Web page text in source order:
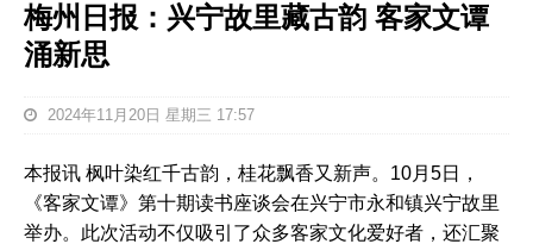
梅州日报：兴宁故里藏古韵 客家文谭
涌新思
2024年11月20日 星期三 17:57
本报讯 枫叶染红千古韵，桂花飘香又新声。10月5日，
《客家文谭》第十期读书座谈会在兴宁市永和镇兴宁故里
举办。此次活动不仅吸引了众多客家文化爱好者，还汇聚